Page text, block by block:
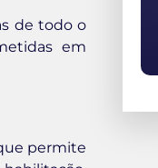
de todo o
em
permite